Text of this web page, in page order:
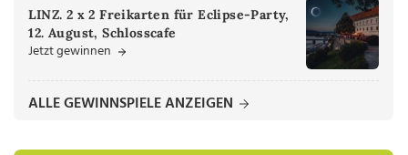
LINZ. 2 x 2 Freikarten für Eclipse-Party,
12. August, Schlosscafe
Jetzt gewinnen
ALLE GEWINNSPIELE ANZEIGEN